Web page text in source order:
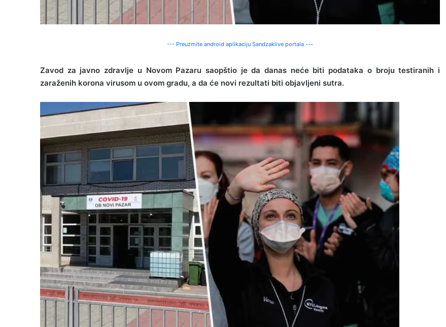
--- Preuzmite android aplikaciju Sandzaklive portala ---
Zavod za javno zdravlje u Novom Pazaru saopštio je da danas neće biti podataka o broju testiranih i
zaraženih korona virusom u ovom gradu, a da će novi rezultati biti objavljeni sutra.